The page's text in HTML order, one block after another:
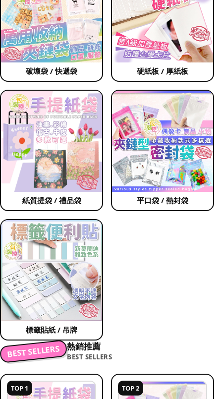
破壞袋 / 快遞袋 硬紙板 / 厚紙板
紙質提袋 / 禮品袋 平口袋 / 熱封袋
標籤貼紙 / 吊牌
BEST SELLERS 熱銷推薦
BEST SELLERS
TOP 1 TOP 2